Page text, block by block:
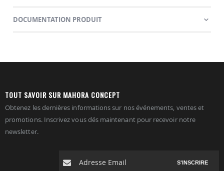
DOCUMENTATION PRODUIT
TOUT SAVOIR SUR MAHORA CONCEPT
Obtenez les dernières informations sur nos événements, ventes et
promotions. Inscrivez vous dés maintenant pour recevoir notre
newsletter.
S'INSCRIRE